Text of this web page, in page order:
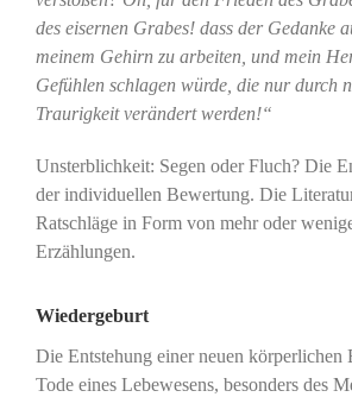
des eisernen Grabes! dass der Gedanke
meinem Gehirn zu arbeiten, und mein
Gefühlen schlagen würde, die nur durch
Traurigkeit verändert werden!“
Unsterblichkeit: Segen oder Fluch? Die
der individuellen Bewertung. Die
Ratschläge in Form von mehr oder
Erzählungen.
Wiedergeburt
Die Entstehung einer neuen körperlichen
Tode eines Lebewesens, besonders des